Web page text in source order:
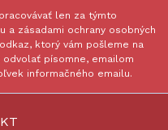
len za týmto
a zásadami ochrany osobných
ktorý vám pošleme na
písomne, emailom
informačného emailu.